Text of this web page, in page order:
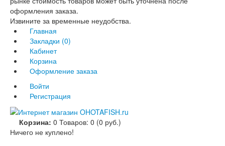
оформления заказа.
Извините за временные неудобства.
Главная
Закладки (0)
Кабинет
Корзина
Оформление заказа
Войти
Регистрация
Корзина: 0 Товаров: 0 (0 руб.)
Ничего не куплено!